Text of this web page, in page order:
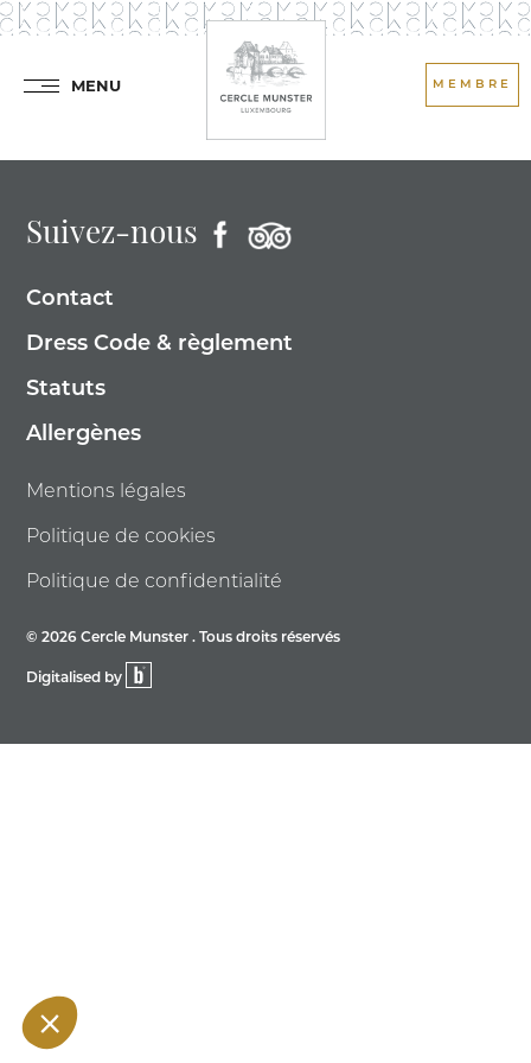
MENU MEMBRE
Suivez-nous
Contact
Dress Code & règlement
Statuts
Allergènes
Mentions légales
Politique de cookies
Politique de confidentialité
© 2026 Cercle Munster . Tous droits réservés
Digitalised by